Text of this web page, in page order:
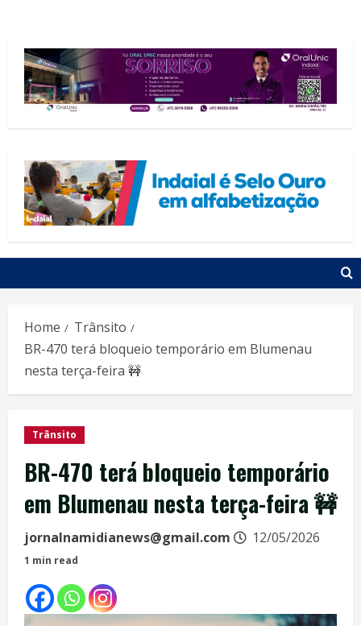
Home
Trânsito
BR-470 terá bloqueio temporário em Blumenau
nesta terça-feira 🚧
Trânsito
BR-470 terá bloqueio temporário
em Blumenau nesta terça-feira 🚧
jornalnamidianews@gmail.com 12/05/2026
1 min read